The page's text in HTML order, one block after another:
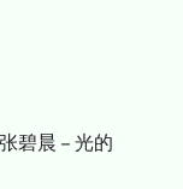
碧晨 – 光的